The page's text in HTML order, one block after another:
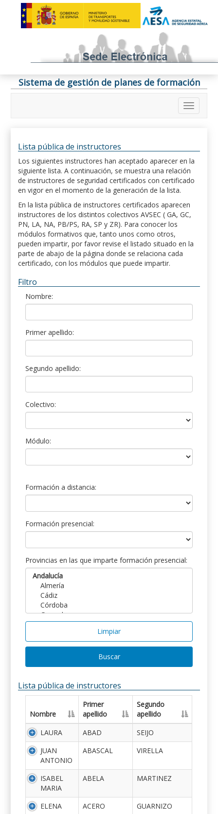
Sistema de gestión de planes de formación
Lista pública de instructores
Los siguientes instructores han aceptado aparecer en la
siguiente lista. A continuación, se muestra una relación
de instructores de seguridad certificados con certificado
en vigor en el momento de la generación de la lista.
En la lista pública de instructores certificados aparecen
instructores de los distintos colectivos AVSEC ( GA, GC,
PN, LA, NA, PB/PS, RA, SP y ZR). Para conocer los
módulos formativos que, tanto unos como otros,
pueden impartir, por favor revise el listado situado en la
parte de abajo de la página donde se relaciona cada
certificado, con los módulos que puede impartir.
Filtro
Nombre:
Primer apellido:
Segundo apellido:
Colectivo:
Módulo:
Formación a distancia:
Formación presencial:
Provincias en las que imparte formación presencial:
Limpiar
Buscar
Lista pública de instructores
Nombre
Primer
apellido
Segundo
apellido
LAURA
ABAD
SEIJO
JUAN
ANTONIO
ABASCAL VIRELLA
ISABEL
MARIA
ABELA MARTINEZ
ELENA ACERO
GUARNIZO